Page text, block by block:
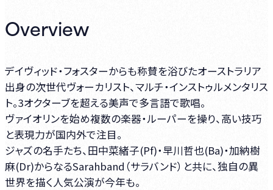
Overview
デイヴィッド・フォスターからも称賛を浴びたオーストラリア
出身の次世代ヴォーカリスト、マルチ・インストゥルメンタリス
ト。3オクターブを超える美声で多言語で歌唱。
ヴァイオリンを始め複数の楽器・ルーパーを操り、高い技巧
と表現力が国内外で注目。
ジャズの名手たち、田中菜緒子(Pf)・早川哲也(Ba)・加納樹
麻(Dr)からなるSarahband（サラバンド）と共に、独自の異
世界を描く人気公演が今年も。